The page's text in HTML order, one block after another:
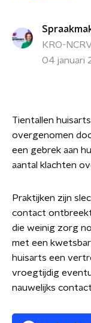
KRO-
04 januari
Tientallen
overgenomen
een gebrek aan
aantal klachten
Praktijken zijn
contact ontbreekt
die weinig zorg
met een
huisarts een
vroegtijdig
nauwelijks